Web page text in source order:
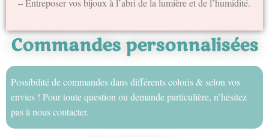
Commandes personnalisées
Possibilité de commandes dans différents coloris & selon vos
envies ! Pour toute question ou demande particulière, n’hésitez
pas à nous contacter.